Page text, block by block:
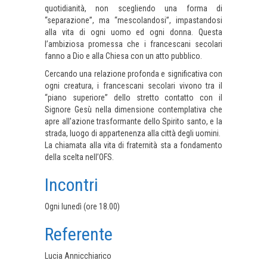
quotidianità, non scegliendo una forma di
“separazione”, ma “mescolandosi”, impastandosi
alla vita di ogni uomo ed ogni donna. Questa
l’ambiziosa promessa che i francescani secolari
fanno a Dio e alla Chiesa con un atto pubblico.
Cercando una relazione profonda e significativa con
ogni creatura, i francescani secolari vivono tra il
“piano superiore” dello stretto contatto con il
Signore Gesù nella dimensione contemplativa che
apre all’azione trasformante dello Spirito santo, e la
strada, luogo di appartenenza alla città degli uomini.
La chiamata alla vita di fraternità sta a fondamento
della scelta nell’OFS.
Incontri
Ogni lunedì (ore 18.00)
Referente
Lucia Annicchiarico